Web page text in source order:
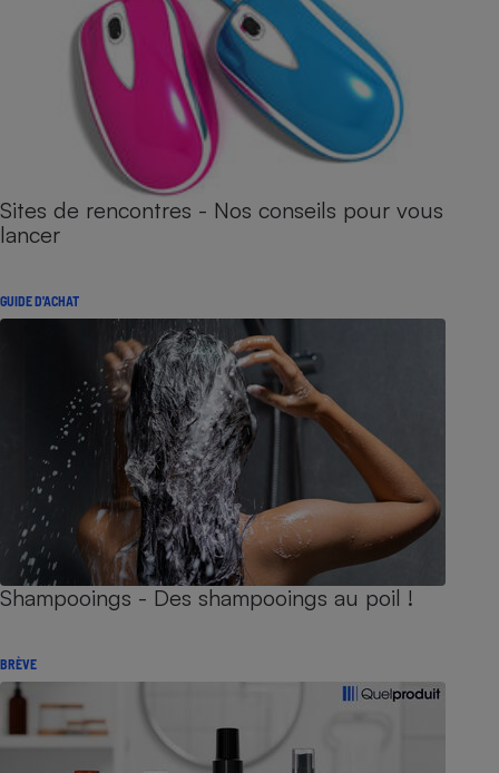
Sites de rencontres - Nos conseils pour vous
lancer
GUIDE D'ACHAT
Shampooings - Des shampooings au poil !
BRÈVE